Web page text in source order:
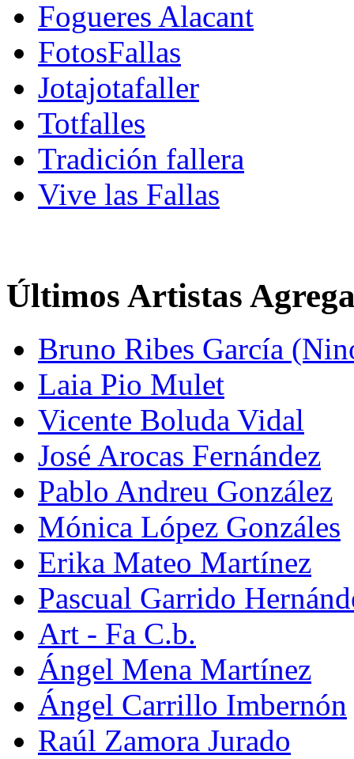
Fogueres Alacant
FotosFallas
Jotajotafaller
Totfalles
Tradición fallera
Vive las Fallas
Últimos Artistas
Bruno Ribes García
Laia Pio Mulet
Vicente Boluda Vidal
José Arocas Fernández
Pablo Andreu González
Mónica López Gonzáles
Erika Mateo Martínez
Pascual Garrido
Art - Fa C.b.
Ángel Mena Martínez
Ángel Carrillo Imbernón
Raúl Zamora Jurado